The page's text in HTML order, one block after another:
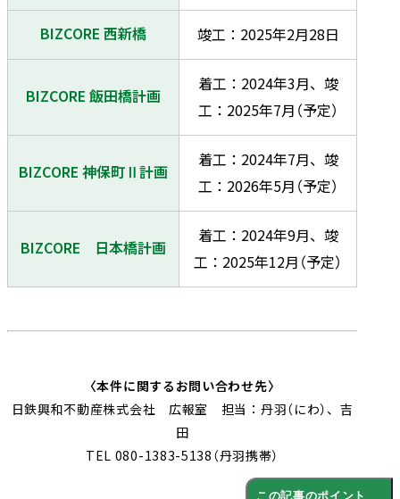
BIZCORE 西新橋 竣工：2025年2月28日
BIZCORE 飯田橋計画
着工：2024年3月、竣
工：2025年7月（予定）
BIZCORE 神保町Ⅱ計画
着工：2024年7月、竣
工：2026年5月（予定）
BIZCORE 日本橋計画
着工：2024年9月、竣
工：2025年12月（予定）
〈本件に関するお問い合わせ先〉
日鉄興和不動産株式会社 広報室 担当：丹羽（にわ）、吉
田
TEL 080-1383-5138（丹羽携帯）
この記事のポイント